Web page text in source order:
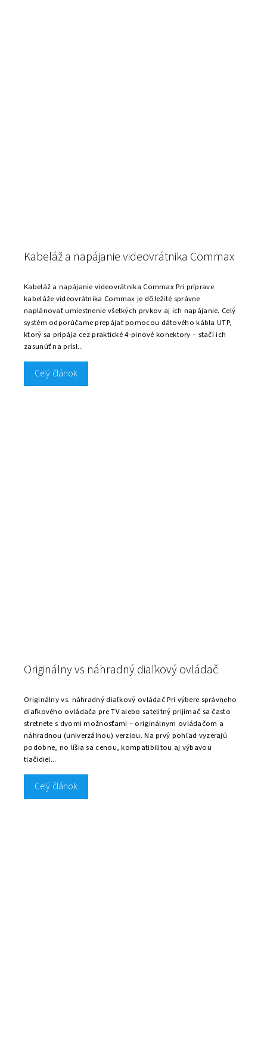
Kabeláž a napájanie videovrátnika Commax
Kabeláž a napájanie videovrátnika Commax Pri príprave
kabeláže videovrátnika Commax je dôležité správne
naplánovať umiestnenie všetkých prvkov aj ich napájanie. Celý
systém odporúčame prepájať pomocou dátového kábla UTP,
ktorý sa pripája cez praktické 4-pinové konektory – stačí ich
zasunúť na prísl...
Celý článok
Originálny vs náhradný diaľkový ovládač
Originálny vs. náhradný diaľkový ovládač Pri výbere správneho
diaľkového ovládača pre TV alebo satelitný prijímač sa často
stretnete s dvomi možnosťami – originálnym ovládačom a
náhradnou (univerzálnou) verziou. Na prvý pohľad vyzerajú
podobne, no líšia sa cenou, kompatibilitou aj výbavou
tlačidiel...
Celý článok